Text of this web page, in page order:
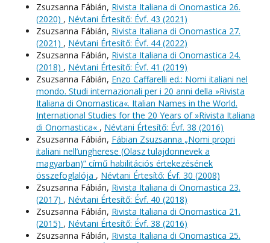
Zsuzsanna Fábián, Rivista Italiana di Onomastica 26.
(2020) , Névtani Értesítő: Évf. 43 (2021)
Zsuzsanna Fábián, Rivista Italiana di Onomastica 27.
(2021) , Névtani Értesítő: Évf. 44 (2022)
Zsuzsanna Fábián, Rivista Italiana di Onomastica 24.
(2018) , Névtani Értesítő: Évf. 41 (2019)
Zsuzsanna Fábián, Enzo Caffarelli ed.: Nomi italiani nel
mondo. Studi internazionali per i 20 anni della »Rivista
Italiana di Onomastica«. Italian Names in the World.
International Studies for the 20 Years of »Rivista Italiana
di Onomastica« , Névtani Értesítő: Évf. 38 (2016)
Zsuzsanna Fábián, Fábian Zsuzsanna „Nomi propri
italiani nell’ungherese (Olasz tulajdonnevek a
magyarban)” című habilitációs értekezésének
összefoglalója , Névtani Értesítő: Évf. 30 (2008)
Zsuzsanna Fábián, Rivista Italiana di Onomastica 23.
(2017) , Névtani Értesítő: Évf. 40 (2018)
Zsuzsanna Fábián, Rivista Italiana di Onomastica 21.
(2015) , Névtani Értesítő: Évf. 38 (2016)
Zsuzsanna Fábián, Rivista Italiana di Onomastica 25.